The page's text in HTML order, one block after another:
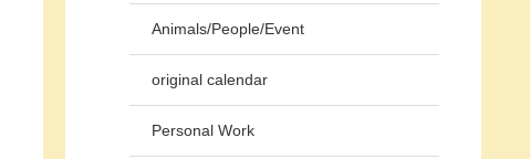
Animals/People/Event
original calendar
Personal Work